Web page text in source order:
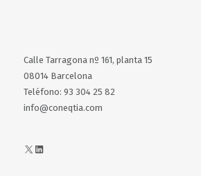
Calle Tarragona nº 161, planta 15
08014 Barcelona
Teléfono: 93 304 25 82
info@coneqtia.com
X LinkedIn